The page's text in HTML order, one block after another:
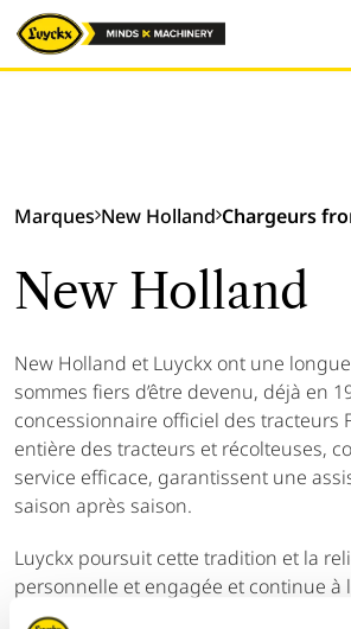
Marques New Holland Chargeurs
New Holland
New Holland et Luyckx ont une
sommes fiers d’être devenu, déjà en
concessionnaire officiel des tracteurs
entière des tracteurs et récolteuses,
service efficace, garantissent une
saison après saison.
Luyckx poursuit cette tradition et la
personnelle et engagée et continue à
et demain. Après toutes ces années,